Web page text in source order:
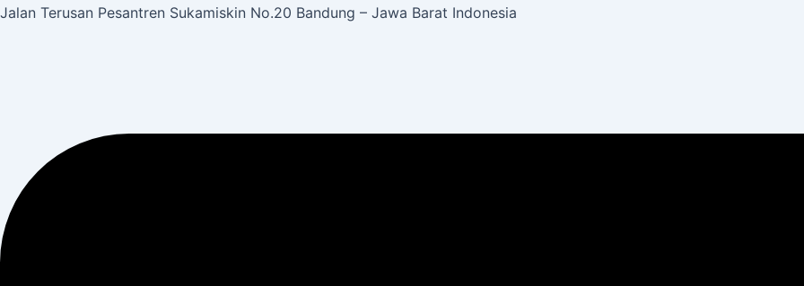
Jalan Terusan Pesantren Sukamiskin No.20 Bandung – Jawa Barat Indonesia